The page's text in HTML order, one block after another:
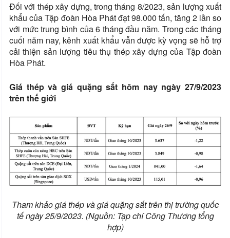
Đối với thép xây dựng, trong tháng 8/2023, sản lượng xuất
khẩu của Tập đoàn Hòa Phát đạt 98.000 tấn, tăng 2 lần so
với mức trung bình của 6 tháng đầu năm. Trong các tháng
cuối năm nay, kênh xuất khẩu vẫn được kỳ vọng sẽ hỗ trợ
cải thiện sản lượng tiêu thụ thép xây dựng của Tập đoàn
Hòa Phát.
Giá thép và giá quặng sắt hôm nay ngày 27/9/2023
trên thế giới
Tham khảo giá thép và giá quặng sắt trên thị trường quốc
tế ngày 25/9/2023. (Nguồn: Tạp chí Công Thương tổng
hợp)